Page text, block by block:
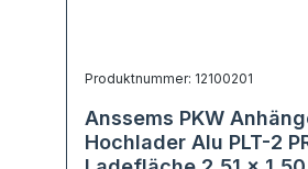
Produktnummer: 12100201
Anssems PKW
Hochlader Alu PLT-2